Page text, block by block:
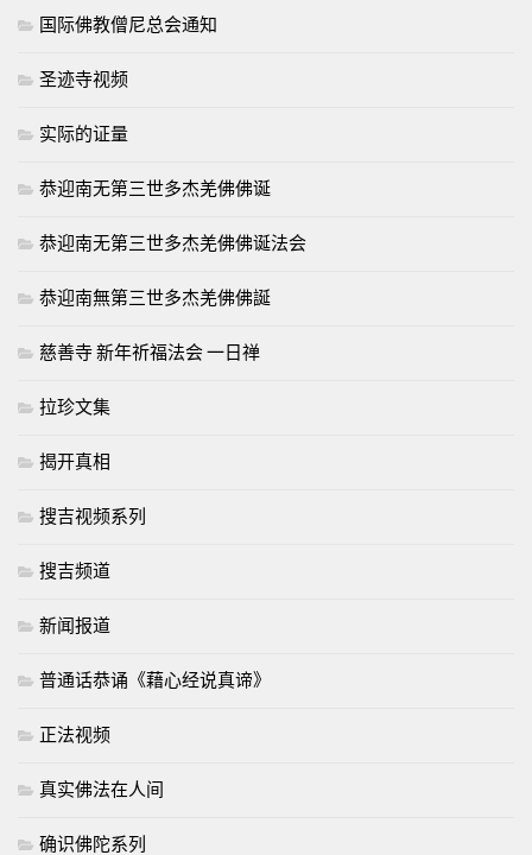
国际佛教僧尼总会通知
圣迹寺视频
实际的证量
恭迎南无第三世多杰羌佛佛诞
恭迎南无第三世多杰羌佛佛诞法会
恭迎南無第三世多杰羌佛佛誕
慈善寺 新年祈福法会 一日禅
拉珍文集
揭开真相
搜吉视频系列
搜吉频道
新闻报道
普通话恭诵《藉心经说真谛》
正法视频
真实佛法在人间
确识佛陀系列